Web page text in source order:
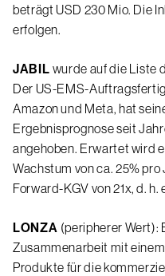
beträgt USD 230 Mio. Die
erfolgen.
JABIL wurde auf die Liste
Der US-EMS-
Amazon und Meta, hat
Ergebnisprognose seit
angehoben. Erwartet wird
Wachstum von ca. 25%
Forward-KGV von 21x, d.
LONZA (peripherer Wert):
Zusammenarbeit mit
Produkte für die